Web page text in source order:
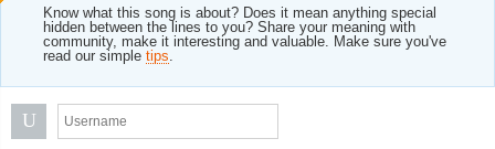
Know what this song is about? Does it mean anything special
hidden between the lines to you? Share your meaning with
community, make it interesting and valuable. Make sure you've
read our simple tips.
U